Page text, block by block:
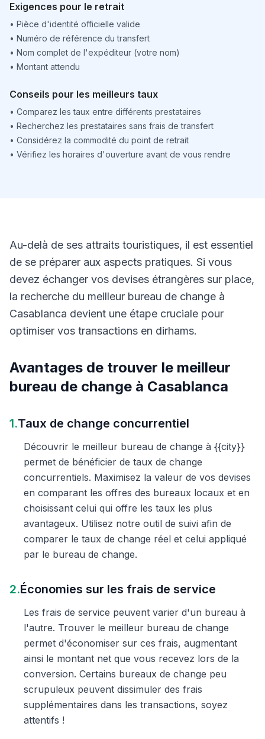
Exigences pour le retrait
• Pièce d'identité officielle valide
• Numéro de référence du transfert
• Nom complet de l'expéditeur (votre nom)
• Montant attendu
Conseils pour les meilleurs taux
• Comparez les taux entre différents prestataires
• Recherchez les prestataires sans frais de transfert
• Considérez la commodité du point de retrait
• Vérifiez les horaires d'ouverture avant de vous rendre
Au-delà de ses attraits touristiques, il est essentiel
de se préparer aux aspects pratiques. Si vous
devez échanger vos devises étrangères sur place,
la recherche du meilleur bureau de change à
Casablanca devient une étape cruciale pour
optimiser vos transactions en dirhams.
Avantages de trouver le meilleur
bureau de change à Casablanca
1.Taux de change concurrentiel
Découvrir le meilleur bureau de change à {{city}}
permet de bénéficier de taux de change
concurrentiels. Maximisez la valeur de vos devises
en comparant les offres des bureaux locaux et en
choisissant celui qui offre les taux les plus
avantageux. Utilisez notre outil de suivi afin de
comparer le taux de change réel et celui appliqué
par le bureau de change.
2.Économies sur les frais de service
Les frais de service peuvent varier d'un bureau à
l'autre. Trouver le meilleur bureau de change
permet d'économiser sur ces frais, augmentant
ainsi le montant net que vous recevez lors de la
conversion. Certains bureaux de change peu
scrupuleux peuvent dissimuler des frais
supplémentaires dans les transactions, soyez
attentifs !